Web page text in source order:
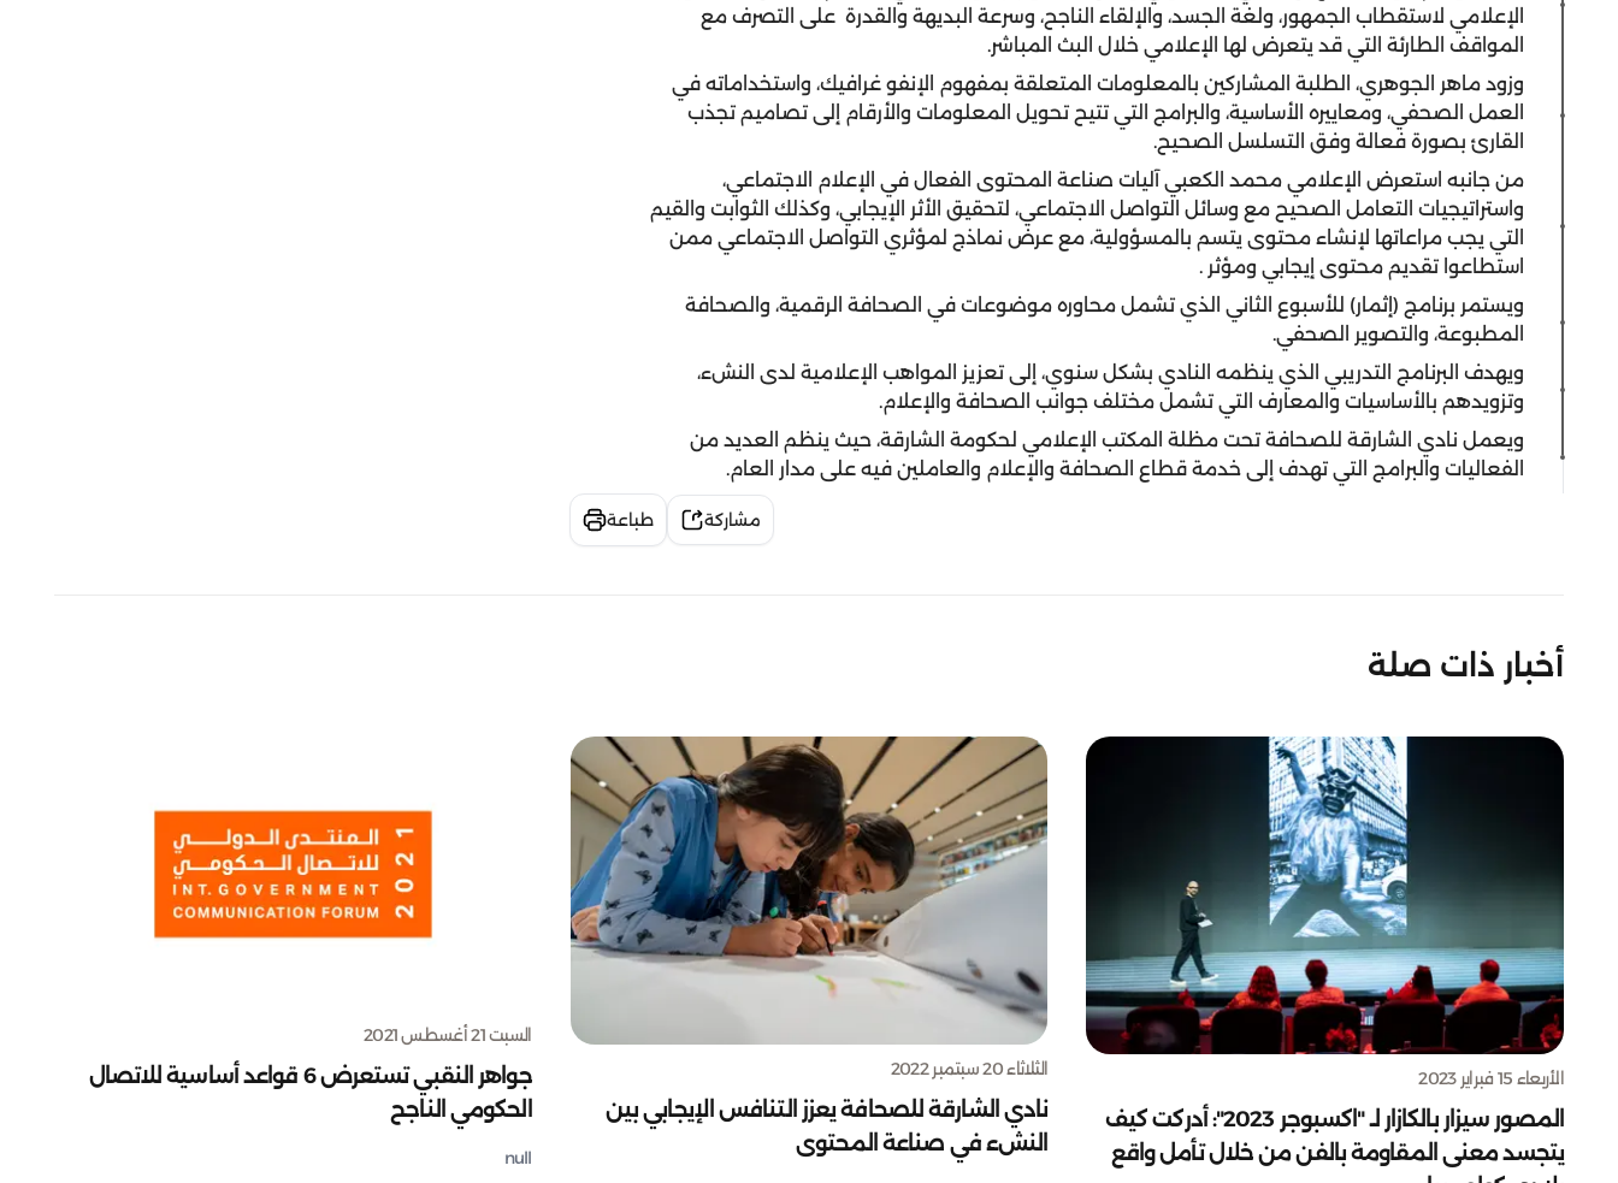
الإعلامي لاستقطاب الجمهور، ولغة الجسد، والإلقاء الناجح، وسرعة البديهة والقدرة على التصرف مع
المواقف الطارئة التي قد يتعرض لها الإعلامي خلال البث المباشر.
وزود ماهر الجوهري، الطلبة المشاركين بالمعلومات المتعلقة بمفهوم الإنفو غرافيك، واستخداماته في
العمل الصحفي، ومعاييره الأساسية، والبرامج التي تتيح تحويل المعلومات والأرقام إلى تصاميم تجذب
القارئ بصورة فعالة وفق التسلسل الصحيح.
من جانبه استعرض الإعلامي محمد الكعبي آليات صناعة المحتوى الفعال في الإعلام الاجتماعي،
واستراتيجيات التعامل الصحيح مع وسائل التواصل الاجتماعي، لتحقيق الأثر الإيجابي، وكذلك الثوابت والقيم
التي يجب مراعاتها لإنشاء محتوى يتسم بالمسؤولية، مع عرض نماذج لمؤثري التواصل الاجتماعي ممن
استطاعوا تقديم محتوى إيجابي ومؤثر .
ويستمر برنامج (إثمار) للأسبوع الثاني الذي تشمل محاوره موضوعات في الصحافة الرقمية، والصحافة
المطبوعة، والتصوير الصحفي.
ويهدف البرنامج التدريبي الذي ينظمه النادي بشكل سنوي، إلى تعزيز المواهب الإعلامية لدى النشء،
وتزويدهم بالأساسيات والمعارف التي تشمل مختلف جوانب الصحافة والإعلام.
ويعمل نادي الشارقة للصحافة تحت مظلة المكتب الإعلامي لحكومة الشارقة، حيث ينظم العديد من
الفعاليات والبرامج التي تهدف إلى خدمة قطاع الصحافة والإعلام والعاملين فيه على مدار العام.
مشاركة طباعة
أخبار ذات صلة
الأربعاء 15 فبراير 2023
المصور سيزار بالكازار لـ "اكسبوجر 2023": أدركت كيف
يتجسد معنى المقاومة بالفن من خلال تأمل واقع
الثلاثاء 20 سبتمبر 2022
نادي الشارقة للصحافة يعزز التنافس الإيجابي بين
النشء في صناعة المحتوى
السبت 21 أغسطس 2021
جواهر النقبي تستعرض 6 قواعد أساسية للاتصال
الحكومي الناجح
null